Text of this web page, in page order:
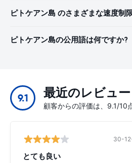
ピトケアン島 のさまざまな速度制
ピトケアン島の公用語は何ですか?
9.1 最近のレビュー
顧客からの評価は、9.1/10
30-
とても良い